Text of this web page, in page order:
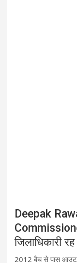
Deepak
जिलाधिकारी
2012 बैच से पास आउट